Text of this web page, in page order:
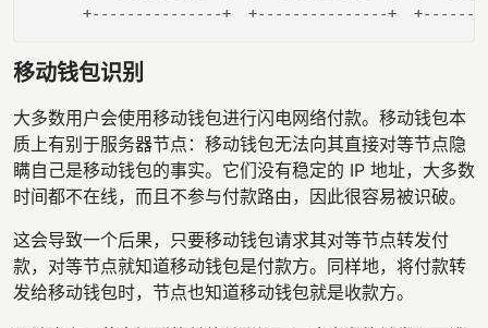
移动钱包识别
大多数用户会使用移动钱包进行闪电网络付款。移动钱包本
质上有别于服务器节点：移动钱包无法向其直接对等节点隐
瞒自己是移动钱包的事实。它们没有稳定的 IP 地址，大多数
时间都不在线，而且不参与付款路由，因此很容易被识破。
这会导致一个后果，只要移动钱包请求其对等节点转发付
款，对等节点就知道移动钱包是付款方。同样地，将付款转
发给移动钱包时，节点也知道移动钱包就是收款方。